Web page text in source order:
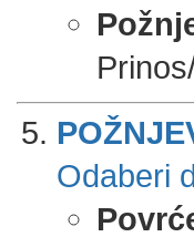
Odaberi